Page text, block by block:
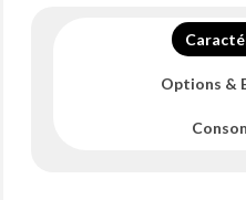
Options &